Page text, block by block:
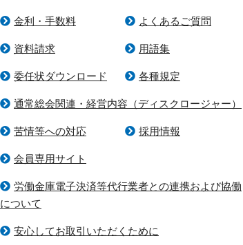
金利・手数料 よくあるご質問
資料請求 用語集
委任状ダウンロード 各種規定
通常総会関連・経営内容（ディスクロージャー）
苦情等への対応 採用情報
会員専用サイト
労働金庫電子決済等代行業者との連携および協働
について
安心してお取引いただくために